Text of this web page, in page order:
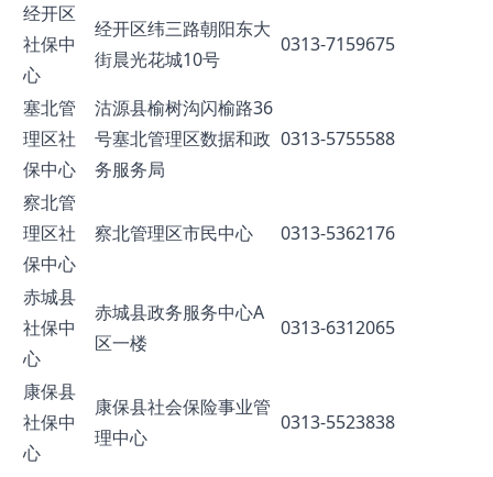
经开区
社保中
心
经开区纬三路朝阳东大
街晨光花城10号
0313-7159675
塞北管
理区社
保中心
沽源县榆树沟闪榆路36
号塞北管理区数据和政
务服务局
0313-5755588
察北管
理区社
保中心
察北管理区市民中心 0313-5362176
赤城县
社保中
心
赤城县政务服务中心A
区一楼
0313-6312065
康保县
社保中
心
康保县社会保险事业管
理中心
0313-5523838